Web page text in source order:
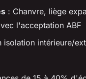
: Chanvre, liège
l'acceptation ABF
isolation intérieure/